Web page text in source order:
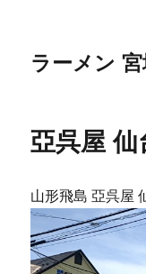
ラーメン
亞呉屋
山形飛島 亞呉屋